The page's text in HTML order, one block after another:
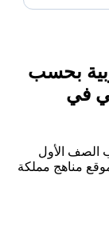
بحسب
في
الصف الأول
مناهج مملكة